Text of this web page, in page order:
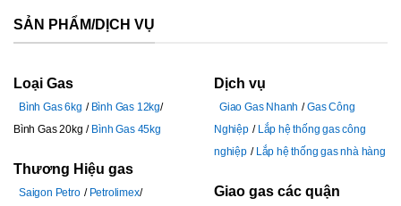
SẢN PHẨM/DỊCH VỤ
Loại Gas
Bình Gas 6kg
Bình Gas 12kg
Bình Gas 20kg
Bình Gas 45kg
Thương Hiệu gas
Saigon Petro
Petrolimex
Dịch vụ
Giao Gas Nhanh
Gas Công
Nghiệp
Lắp hệ thống gas công
nghiệp
Lắp hệ thống gas nhà hàng
Giao gas các quận